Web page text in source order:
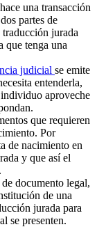
una transacción
partes de
traducción jurada
que tenga una
judicial se emite
entenderla,
aproveche
que requieren
Por
de nacimiento en
y que así el
documento legal,
de una
jurada para
se presenten.